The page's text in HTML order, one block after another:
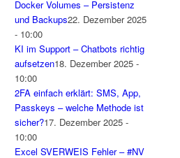
Docker Volumes – Persistenz
und Backups22. Dezember 2025
- 10:00
KI im Support – Chatbots richtig
aufsetzen18. Dezember 2025 -
10:00
2FA einfach erklärt: SMS, App,
Passkeys – welche Methode ist
sicher?17. Dezember 2025 -
10:00
Excel SVERWEIS Fehler – #NV